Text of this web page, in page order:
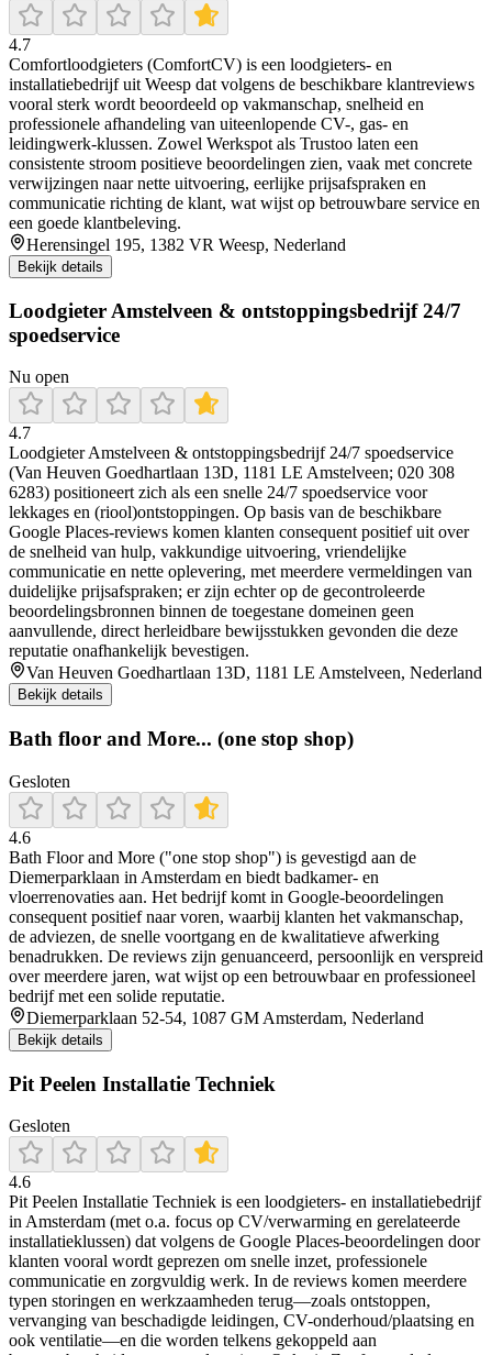
4.7
Comfortloodgieters (ComfortCV) is een loodgieters- en
installatiebedrijf uit Weesp dat volgens de beschikbare klantreviews
vooral sterk wordt beoordeeld op vakmanschap, snelheid en
professionele afhandeling van uiteenlopende CV-, gas- en
leidingwerk-klussen. Zowel Werkspot als Trustoo laten een
consistente stroom positieve beoordelingen zien, vaak met concrete
verwijzingen naar nette uitvoering, eerlijke prijsafspraken en
communicatie richting de klant, wat wijst op betrouwbare service en
een goede klantbeleving.
Herensingel 195, 1382 VR Weesp, Nederland
Bekijk details
Loodgieter Amstelveen & ontstoppingsbedrijf 24/7
spoedservice
Nu open
4.7
Loodgieter Amstelveen & ontstoppingsbedrijf 24/7 spoedservice
(Van Heuven Goedhartlaan 13D, 1181 LE Amstelveen; 020 308
6283) positioneert zich als een snelle 24/7 spoedservice voor
lekkages en (riool)ontstoppingen. Op basis van de beschikbare
Google Places-reviews komen klanten consequent positief uit over
de snelheid van hulp, vakkundige uitvoering, vriendelijke
communicatie en nette oplevering, met meerdere vermeldingen van
duidelijke prijsafspraken; er zijn echter op de gecontroleerde
beoordelingsbronnen binnen de toegestane domeinen geen
aanvullende, direct herleidbare bewijsstukken gevonden die deze
reputatie onafhankelijk bevestigen.
Van Heuven Goedhartlaan 13D, 1181 LE Amstelveen, Nederland
Bekijk details
Bath floor and More... (one stop shop)
Gesloten
4.6
Bath Floor and More ("one stop shop") is gevestigd aan de
Diemerparklaan in Amsterdam en biedt badkamer- en
vloerrenovaties aan. Het bedrijf komt in Google-beoordelingen
consequent positief naar voren, waarbij klanten het vakmanschap,
de adviezen, de snelle voortgang en de kwalitatieve afwerking
benadrukken. De reviews zijn genuanceerd, persoonlijk en verspreid
over meerdere jaren, wat wijst op een betrouwbaar en professioneel
bedrijf met een solide reputatie.
Diemerparklaan 52-54, 1087 GM Amsterdam, Nederland
Bekijk details
Pit Peelen Installatie Techniek
Gesloten
4.6
Pit Peelen Installatie Techniek is een loodgieters- en installatiebedrijf
in Amsterdam (met o.a. focus op CV/verwarming en gerelateerde
installatieklussen) dat volgens de Google Places-beoordelingen door
klanten vooral wordt geprezen om snelle inzet, professionele
communicatie en zorgvuldig werk. In de reviews komen meerdere
typen storingen en werkzaamheden terug—zoals ontstoppen,
vervanging van beschadigde leidingen, CV-onderhoud/plaatsing en
ook ventilatie—en die worden telkens gekoppeld aan